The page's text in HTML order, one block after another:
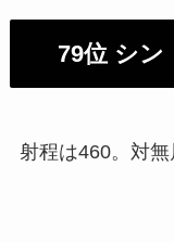
79位 シン
射程は460。対無